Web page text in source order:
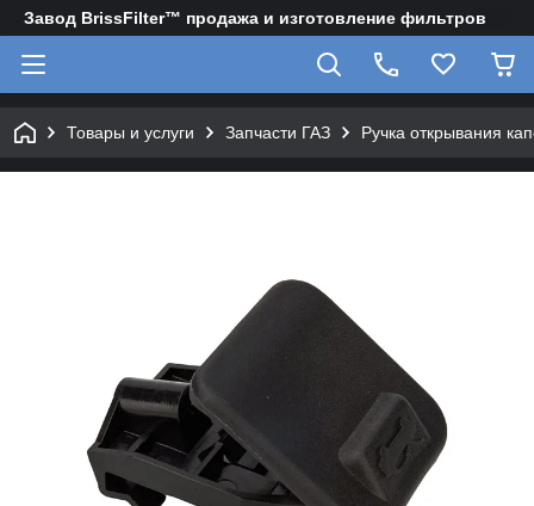
Завод BrissFilter™ продажа и изготовление фильтров
Товары и услуги Запчасти ГАЗ Ручка открывания